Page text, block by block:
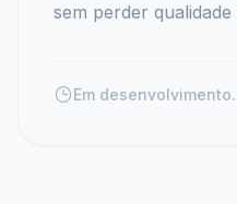
sem perder qualidade
Em